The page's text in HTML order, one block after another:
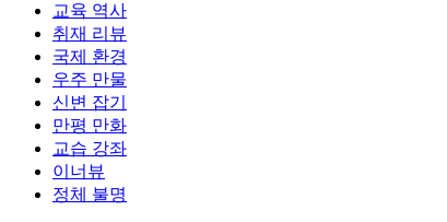
교육 역사
취재 리뷰
국제 환경
우주 만물
신변 잡기
만평 만화
교습 강좌
이너뷰
정체 불명